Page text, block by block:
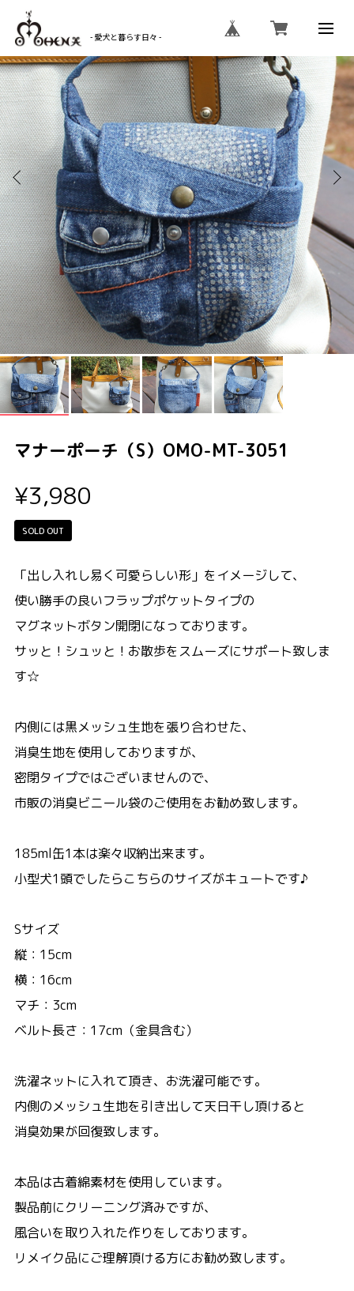
- 愛犬と暮らす日々 -
マナーポーチ（S）OMO-MT-3051
¥3,980
SOLD OUT
「出し入れし易く可愛らしい形」をイメージして、
使い勝手の良いフラップポケットタイプの
マグネットボタン開閉になっております。
サッと！シュッと！お散歩をスムーズにサポート致しま
す☆
内側には黒メッシュ生地を張り合わせた、
消臭生地を使用しておりますが、
密閉タイプではございませんので、
市販の消臭ビニール袋のご使用をお勧め致します。
185ml缶1本は楽々収納出来ます。
小型犬1頭でしたらこちらのサイズがキュートです♪
Sサイズ
縦：15cm
横：16cm
マチ：3cm
ベルト長さ：17cm（金具含む）
洗濯ネットに入れて頂き、お洗濯可能です。
内側のメッシュ生地を引き出して天日干し頂けると
消臭効果が回復致します。
本品は古着綿素材を使用しています。
製品前にクリーニング済みですが、
風合いを取り入れた作りをしております。
リメイク品にご理解頂ける方にお勧め致します。